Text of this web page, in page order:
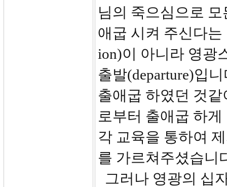
님의 죽으심으로
애굽 시켜 주신다는
ion)이 아니라 영광
출발(departure)입
출애굽 하였던 것
로부터 출애굽 하
각 교육을 통하여
를 가르쳐주셨습니
그러나 영광의 십